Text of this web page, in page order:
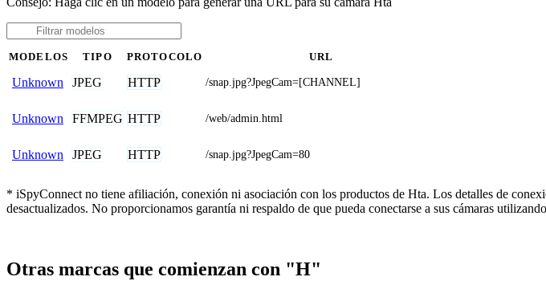
MODELOS TIPO PROTOCOLO URL
Unknown JPEG HTTP /snap.jpg?JpegCam=[CHANNEL]
Unknown FFMPEG HTTP /web/admin.html
Unknown JPEG HTTP /snap.jpg?JpegCam=80
* iSpyConnect no tiene afiliación, conexión ni asociación con los productos de Hta. Los detalles de
desactualizados. No proporcionamos garantía ni respaldo de que pueda conectarse a sus cámaras
Otras marcas que comienzan con "H"